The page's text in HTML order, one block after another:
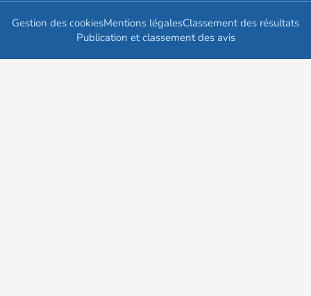
Gestion des cookiesMentions légalesClassement des résultats
Publication et classement des avis